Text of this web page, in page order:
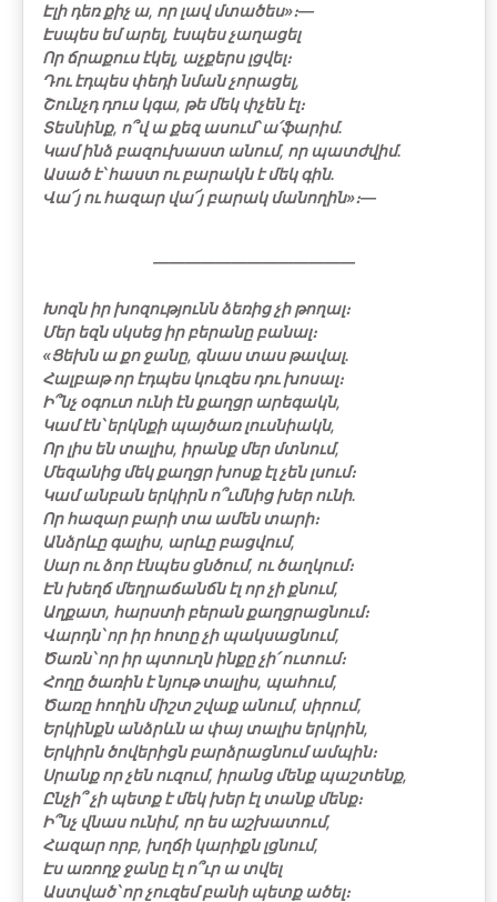
Էլի դեռ քիչ ա, որ լավ մտածես»։―
Էսպես եմ արել, էսպես չաղացել
Որ ճրաքուս էկել, աչքերս լցվել։
Դու էդպես փեդի նման չորացել,
Շունչդ դուս կգա, թե մեկ փչեն էլ։
Տեսնինք, ո՞վ ա քեզ ասում՝ ա՛ֆարիմ.
Կամ ինձ բազուխաստ անում, որ պատժվիմ.
Ասած է՝ հաստ ու բարակն է մեկ գին.
Վա՜յ ու հազար վա՜յ բարակ մանողին»։―
―――――――――――――
Խոզն իր խոզությունն ձեռից չի թողալ։
Մեր եզն սկսեց իր բերանը բանալ։
«Ցեխն ա քո ջանը, գնաս տաս թավալ.
Հալբաթ որ էդպես կուզես դու խոսալ։
Ի՞նչ օգուտ ունի էն քաղցր արեգակն,
Կամ էն՝ երկնքի պայծառ լուսնիակն,
Որ լիս են տալիս, իրանք մեր մտնում,
Մեզանից մեկ քաղցր խոսք էլ չեն լսում։
Կամ անբան երկիրն ո՞ւմնից խեր ունի.
Որ հազար բարի տա ամեն տարի։
Անձրևը գալիս, արևը բացվում,
Սար ու ձոր էնպես ցնծում, ու ծաղկում։
Էն խեղճ մեղրաճանճն էլ որ չի քնում,
Աղքատ, հարստի բերան քաղցրացնում։
Վարդն՝ որ իր հոտը չի պակսացնում,
Ծառն՝ որ իր պտուղն ինքը չի՛ ուտում։
Հողը ծառին է նյութ տալիս, պահում,
Ծառը հողին միշտ շվաք անում, սիրում,
Երկինքն անձրևն ա փայ տալիս երկրին,
Երկիրն ծովերիցն բարձրացնում ամպին։
Սրանք որ չեն ուզում, իրանց մենք պաշտենք,
Ընչի՞ չի պետք է մեկ խեր էլ տանք մենք։
Ի՞նչ վնաս ունիմ, որ ես աշխատում,
Հազար որբ, խղճի կարիքն լցնում,
Էս առողջ ջանը էլ ո՞ւր ա տվել
Աստված՝ որ չուզեմ բանի պետք ածել։